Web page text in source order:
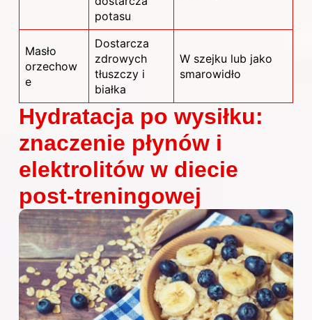
potasu
Masło
orzechow
e
Dostarcza
zdrowych
tłuszczy i
białka
W szejku lub jako
smarowidło
Hydratacja po wysiłku:
znaczenie płynów i
elektrolitów w diecie
post-treningowej